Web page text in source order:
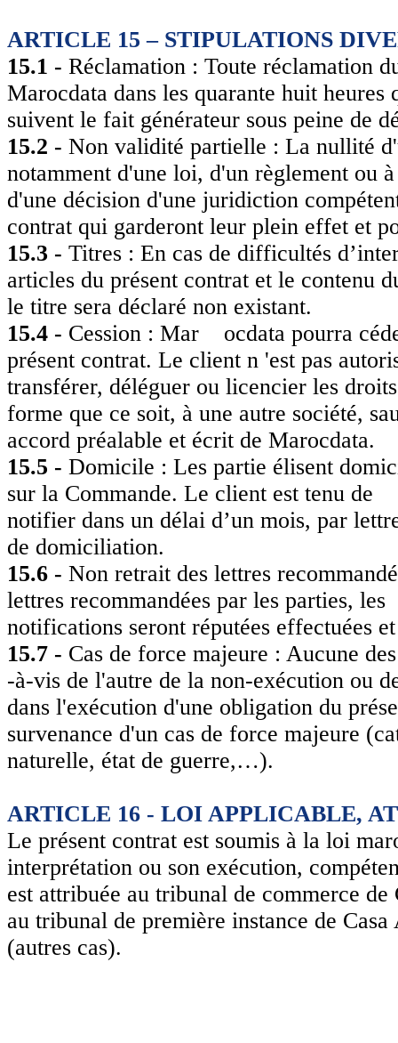
ARTICLE 15 – STIPULATIONS
15.1 - Réclamation : Toute réclamation
Marocdata dans les quarante huit heures
suivent le fait générateur sous peine de
15.2 - Non validité partielle : La nullité
notamment d'une loi, d'un règlement ou
d'une décision d'une juridiction
contrat qui garderont leur plein effet et
15.3 - Titres : En cas de difficultés
articles du présent contrat et le contenu
le titre sera déclaré non existant.
15.4 - Cession : Mar ocdata pourra
présent contrat. Le client n 'est pas
transférer, déléguer ou licencier les
forme que ce soit, à une autre société,
accord préalable et écrit de Marocdata.
15.5 - Domicile : Les partie élisent
sur la Commande. Le client est tenu de
notifier dans un délai d’un mois, par
de domiciliation.
15.6 - Non retrait des lettres
lettres recommandées par les parties, les
notifications seront réputées effectuées
15.7 - Cas de force majeure : Aucune
-à-vis de l'autre de la non-exécution ou
dans l'exécution d'une obligation du
survenance d'un cas de force majeure
naturelle, état de guerre,…).
ARTICLE 16 - LOI APPLICABLE,
Le présent contrat est soumis à la loi
interprétation ou son exécution,
est attribuée au tribunal de commerce
au tribunal de première instance de Casa
(autres cas).